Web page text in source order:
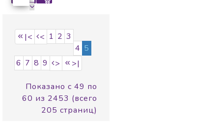
|< < 1 2 3
4 5
6 7 8 9 > >|
Показано с 49 по
60 из 2453 (всего
205 страниц)